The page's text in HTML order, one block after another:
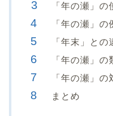
「年の瀬」の
「年の瀬」の
「年末」との
「年の瀬」の
「年の瀬」の
まとめ